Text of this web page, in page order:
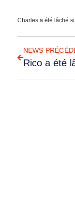
Charles a été lâché
NEWS